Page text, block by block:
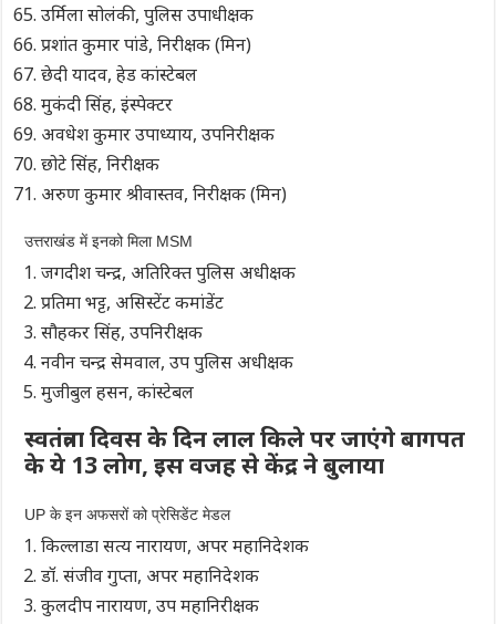
उर्मिला सोलंकी, पुलिस उपाधीक्षक
प्रशांत कुमार पांडे, निरीक्षक (मिन)
छेदी यादव, हेड कांस्टेबल
मुकंदी सिंह, इंस्पेक्टर
अवधेश कुमार उपाध्याय, उपनिरीक्षक
छोटे सिंह, निरीक्षक
अरुण कुमार श्रीवास्तव, निरीक्षक (मिन)
उत्तराखंड में इनको मिला MSM
जगदीश चन्द्र, अतिरिक्त पुलिस अधीक्षक
प्रतिमा भट्ट, असिस्टेंट कमांडेंट
सौहकर सिंह, उपनिरीक्षक
नवीन चन्द्र सेमवाल, उप पुलिस अधीक्षक
मुजीबुल हसन, कांस्टेबल
स्वतंत्रता दिवस के दिन लाल किले पर जाएंगे बागपत
के ये 13 लोग, इस वजह से केंद्र ने बुलाया
UP के इन अफसरों को प्रेसिडेंट मेडल
किल्लाडा सत्य नारायण, अपर महानिदेशक
डॉ. संजीव गुप्ता, अपर महानिदेशक
कुलदीप नारायण, उप महानिरीक्षक